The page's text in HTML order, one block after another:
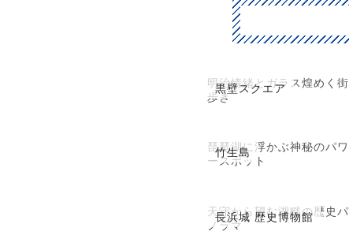
黒壁スクエア
明治情緒とガラス煌めく街
歩き
竹生島
琵琶湖に浮かぶ神秘のパワ
ースポット
長浜城 歴史博物館
天守から望む湖畔の歴史パ
ノラマ